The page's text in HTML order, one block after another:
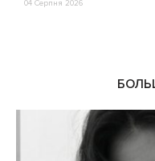
04 Серпня 2026